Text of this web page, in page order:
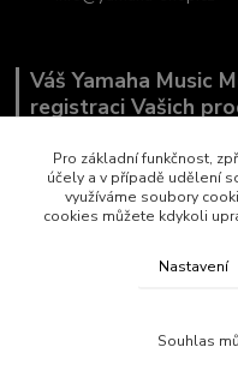
Váš Yamaha Music
registraci Vašich
co Vás zajímá.
Pro základní funkčnost,
účely a v případě udělení
využíváme soubory
cookies můžete kdykoli
Nastavení
Souhlas